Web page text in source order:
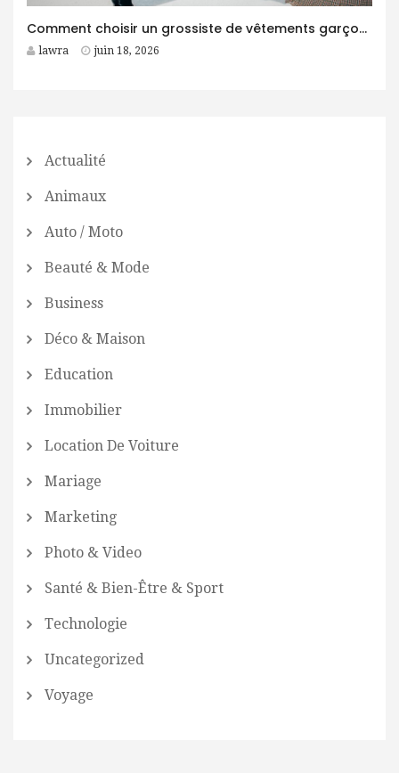
Comment choisir un grossiste de vêtements garçon fiable pour son business ?
lawra juin 18, 2026
Actualité
Animaux
Auto / Moto
Beauté & Mode
Business
Déco & Maison
Education
Immobilier
Location De Voiture
Mariage
Marketing
Photo & Video
Santé & Bien-Être & Sport
Technologie
Uncategorized
Voyage